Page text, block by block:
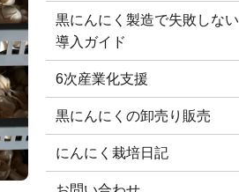
黒にんにく製造で失敗しない
導入ガイド
6次産業化支援
黒にんにくの卸売り販売
にんにく栽培日記